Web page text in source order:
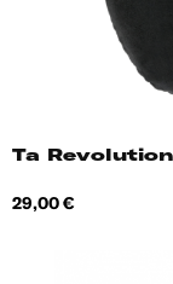
Ta
Hind
29,00 €